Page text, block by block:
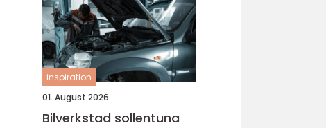
inspiration
01. August 2026
Bilverkstad sollentuna